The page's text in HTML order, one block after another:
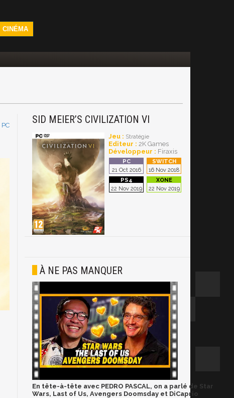
CINÉMA
PC SID MEIER’S CIVILIZATION VI
Jeu : Stratégie
Editeur : 2K Games
Développeur : Firaxis
21 Oct 2016 16 Nov 2018
22 Nov 2019 22 Nov 2019
À NE PAS MANQUER
En tête-à-tête avec PEDRO PASCAL, on a parlé de Star
Wars, Last of Us, Avengers Doomsday et DiCaprio